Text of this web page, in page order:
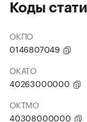
Коды
ОКПО
0146807049
ОКАТО
40263000000
ОКТМО
40308000000